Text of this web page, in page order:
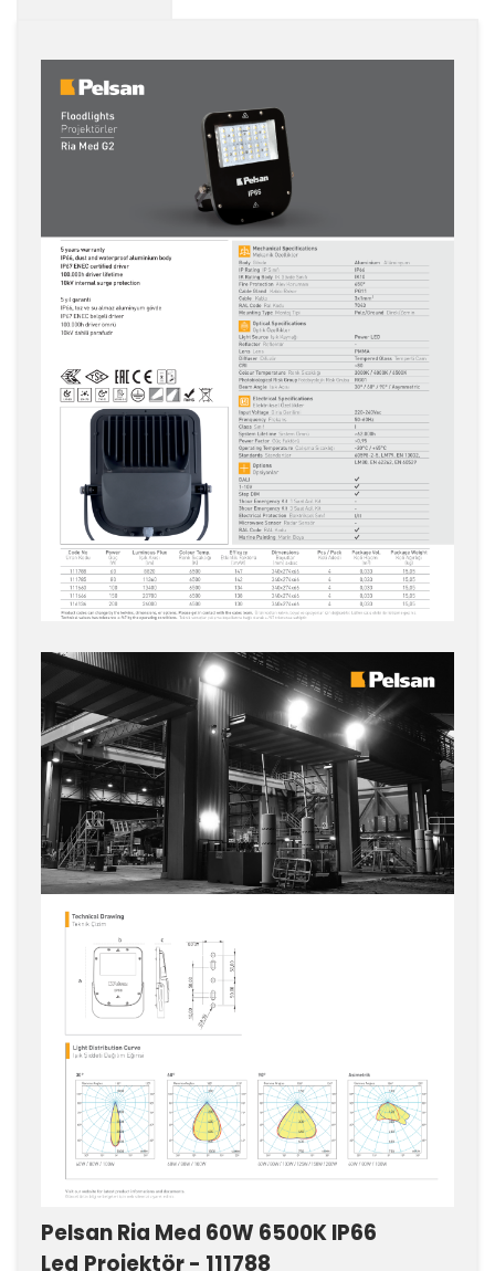
Pelsan Ria Med 60W 6500K IP66
Led Projektör - 111788